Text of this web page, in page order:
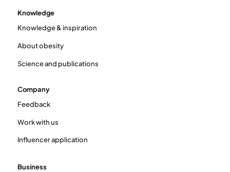
Knowledge
Knowledge & inspiration
About obesity
Science and publications
Company
Feedback
Work with us
Influencer application
Business